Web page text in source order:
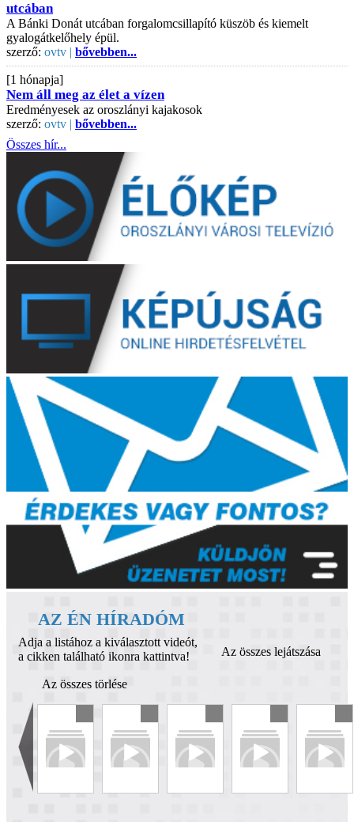
utcában
A Bánki Donát utcában forgalomcsillapító küszöb és kiemelt
gyalogátkelőhely épül.
szerző: ovtv | bővebben...
[1 hónapja]
Nem áll meg az élet a vízen
Eredményesek az oroszlányi kajakosok
szerző: ovtv | bővebben...
Összes hír...
AZ ÉN HÍRADÓM
Adja a listához a kiválasztott videót,
a cikken található ikonra kattintva!
Az összes lejátszása
Az összes törlése